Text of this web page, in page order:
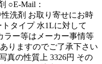
○E-Mail：
性洗剤 お取り寄せにお時
タイプ 水1Lに対して
ラー等はメーカー事情等
りますのでご了承下さい
真の性質上 3326円 その